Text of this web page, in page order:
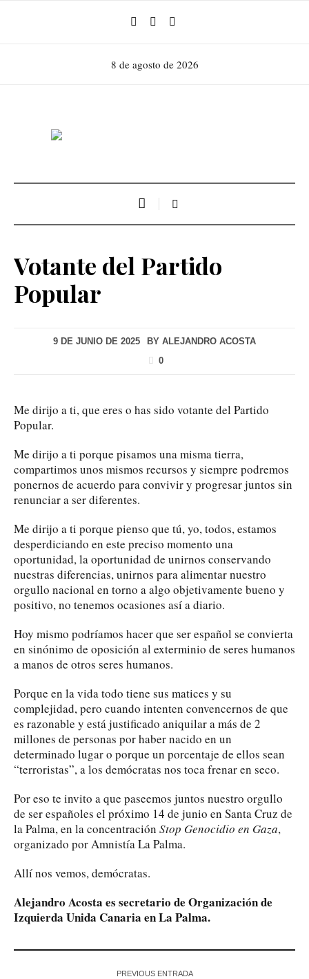
8 de agosto de 2026
Votante del Partido
Popular
9 DE JUNIO DE 2025 BY ALEJANDRO ACOSTA
0
Me dirijo a ti, que eres o has sido votante del Partido
Popular.
Me dirijo a ti porque pisamos una misma tierra,
compartimos unos mismos recursos y siempre podremos
ponernos de acuerdo para convivir y progresar juntos sin
renunciar a ser diferentes.
Me dirijo a ti porque pienso que tú, yo, todos, estamos
desperdiciando en este preciso momento una
oportunidad, la oportunidad de unirnos conservando
nuestras diferencias, unirnos para alimentar nuestro
orgullo nacional en torno a algo objetivamente bueno y
positivo, no tenemos ocasiones así a diario.
Hoy mismo podríamos hacer que ser español se convierta
en sinónimo de oposición al exterminio de seres humanos
a manos de otros seres humanos.
Porque en la vida todo tiene sus matices y su
complejidad, pero cuando intenten convencernos de que
es razonable y está justificado aniquilar a más de 2
millones de personas por haber nacido en un
determinado lugar o porque un porcentaje de ellos sean
“terroristas”, a los demócratas nos toca frenar en seco.
Por eso te invito a que paseemos juntos nuestro orgullo
de ser españoles el próximo 14 de junio en Santa Cruz de
la Palma, en la concentración Stop Genocidio en Gaza,
organizado por Amnistía La Palma.
Allí nos vemos, demócratas.
Alejandro Acosta es secretario de Organización de
Izquierda Unida Canaria en La Palma.
PREVIOUS ENTRADA